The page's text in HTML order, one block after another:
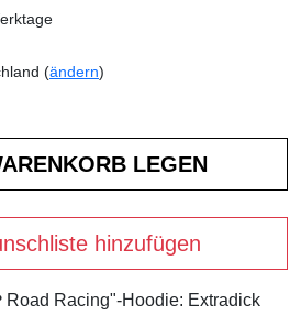
(ändern)
hinzufügen
Racing"-Hoodie: Extradick